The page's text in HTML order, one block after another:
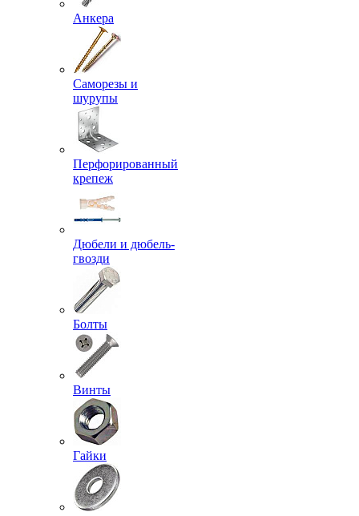
Анкера
Саморезы и
шурупы
Перфорированный
крепеж
Дюбели и дюбель-
гвозди
Болты
Винты
Гайки